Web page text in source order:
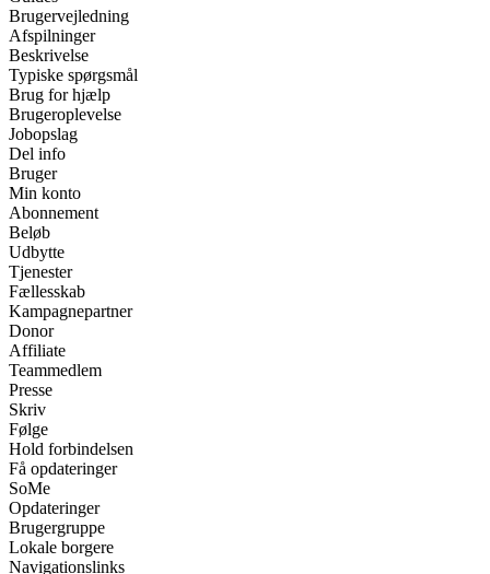
Brugervejledning
Afspilninger
Beskrivelse
Typiske spørgsmål
Brug for hjælp
Brugeroplevelse
Jobopslag
Del info
Bruger
Min konto
Abonnement
Beløb
Udbytte
Tjenester
Fællesskab
Kampagnepartner
Donor
Affiliate
Teammedlem
Presse
Skriv
Følge
Hold forbindelsen
Få opdateringer
SoMe
Opdateringer
Brugergruppe
Lokale borgere
Navigationslinks